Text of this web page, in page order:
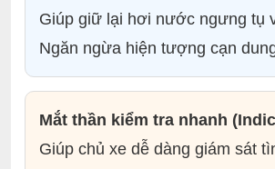
Giúp giữ lại hơi nước ngưng tụ
Ngăn ngừa hiện tượng cạn
Mắt thần kiểm tra nhanh
Giúp chủ xe dễ dàng giám sát